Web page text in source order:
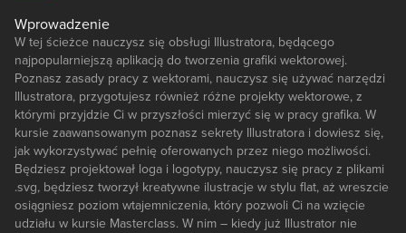
Wprowadzenie
W tej ścieżce nauczysz się obsługi Illustratora, będącego
najpopularniejszą aplikacją do tworzenia grafiki wektorowej.
Poznasz zasady pracy z wektorami, nauczysz się używać narzędzi
Illustratora, przygotujesz również różne projekty wektorowe, z
którymi przyjdzie Ci w przyszłości mierzyć się w pracy grafika. W
kursie zaawansowanym poznasz sekrety Illustratora i dowiesz się,
jak wykorzystywać pełnię oferowanych przez niego możliwości.
Będziesz projektował loga i logotypy, nauczysz się pracy z plikami
.svg, będziesz tworzył kreatywne ilustracje w stylu flat, aż wreszcie
osiągniesz poziom wtajemniczenia, który pozwoli Ci na wzięcie
udziału w kursie Masterclass. W nim – kiedy już Illustrator nie